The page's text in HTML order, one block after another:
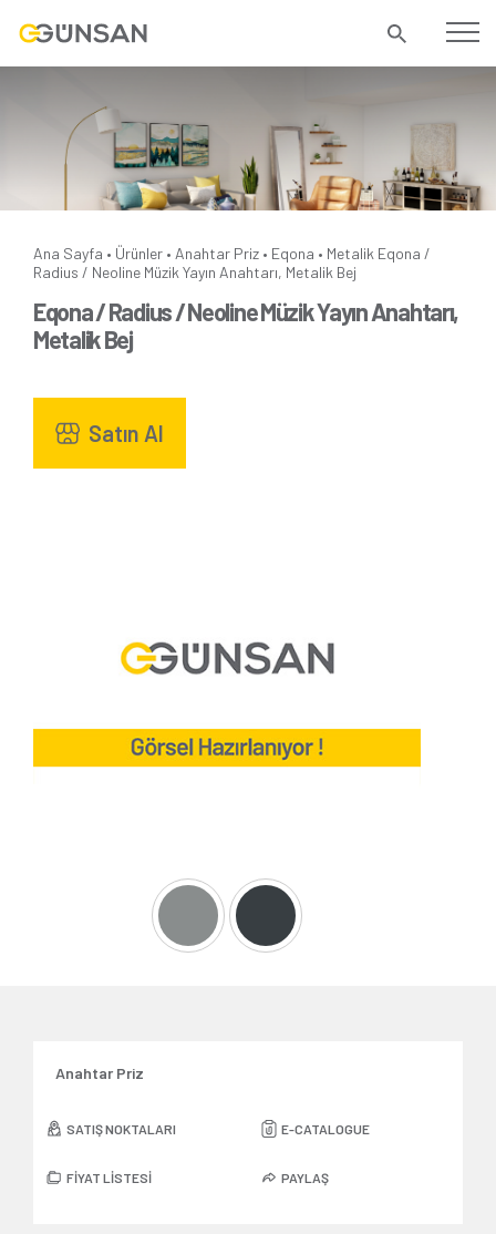
Ana Sayfa • Ürünler • Anahtar Priz • Eqona • Metalik Eqona /
Radius / Neoline Müzik Yayın Anahtarı, Metalik Bej
Eqona / Radius / Neoline Müzik Yayın Anahtarı,
Metalik Bej
Satın Al
Anahtar Priz
SATIŞ NOKTALARI E-CATALOGUE
FİYAT LİSTESİ PAYLAŞ